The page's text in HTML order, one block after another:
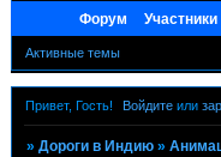
Форум Участники
Активные темы
Привет, Гость! Войдите или
»Дороги в Индию »